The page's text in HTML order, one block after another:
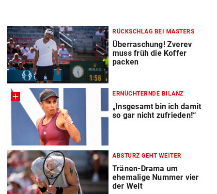
RÜCKSCHLAG BEI MASTERS
Überraschung! Zverev
muss früh die Koffer
packen
ERNÜCHTERNDE BILANZ
„Insgesamt bin ich damit
so gar nicht zufrieden!“
ABSTURZ GEHT WEITER
Tränen-Drama um
ehemalige Nummer vier
der Welt